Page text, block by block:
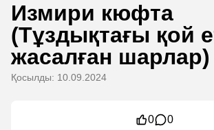
Измири кюфта
(Тұздықтағы қой
жасалған шарлар)
Қосылды: 10.09.2024
0 0